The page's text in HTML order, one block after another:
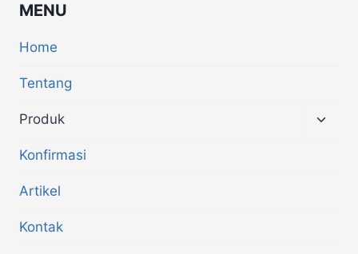
MENU
Home
Tentang
Produk
Konfirmasi
Artikel
Kontak